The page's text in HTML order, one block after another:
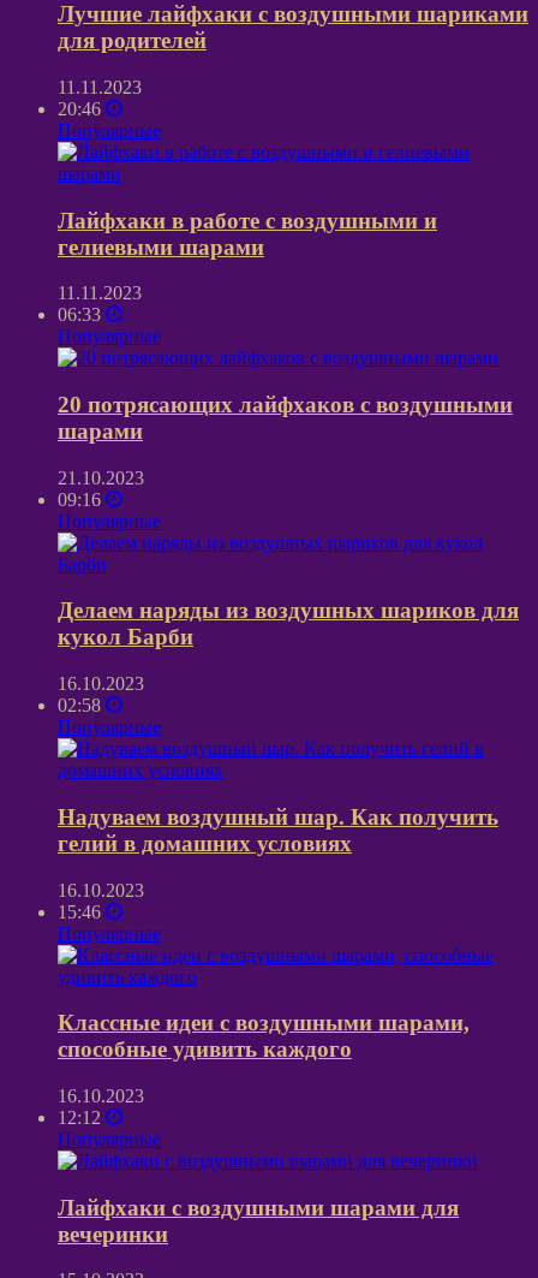
Лучшие лайфхаки с воздушными шариками
для родителей
11.11.2023
20:46
Популярные
Лайфхаки в работе с воздушными и
гелиевыми шарами
11.11.2023
06:33
Популярные
20 потрясающих лайфхаков с воздушными
шарами
21.10.2023
09:16
Популярные
Делаем наряды из воздушных шариков для
кукол Барби
16.10.2023
02:58
Популярные
Надуваем воздушный шар. Как получить
гелий в домашних условиях
16.10.2023
15:46
Популярные
Классные идеи с воздушными шарами,
способные удивить каждого
16.10.2023
12:12
Популярные
Лайфхаки с воздушными шарами для
вечеринки